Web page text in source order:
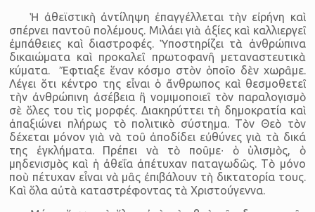
Ἡ ἀθεϊστικὴ ἀντίληψη ἐπαγγέλλεται τὴν εἰρήνη καὶ
σπέρνει παντοῦ πολέμους. Μιλάει γιὰ ἀξίες καὶ καλλιεργεῖ
ἐμπάθειες καὶ διαστροφές. Ὑποστηρίζει τὰ ἀνθρώπινα
δικαιώματα καὶ προκαλεῖ πρωτοφανῆ μεταναστευτικὰ
κύματα. Ἔφτιαξε ἕναν κόσμο στὸν ὁποῖο δὲν χωρᾶμε.
Λέγει ὅτι κέντρο της εἶναι ὁ ἄνθρωπος καὶ θεσμοθετεῖ
τὴν ἀνθρώπινη ἀσέβεια ἢ νομιμοποιεῖ τὸν παραλογισμὸ
σὲ ὅλες του τὶς μορφές. Διακηρύττει τὴ δημοκρατία καὶ
ἀπαξιώνει πλήρως τὸ πολιτικὸ σύστημα. Τὸν Θεὸ τὸν
δέχεται μόνον γιὰ νὰ τοῦ ἀποδίδει εὐθύνες γιὰ τὰ δικά
της ἐγκλήματα. Πρέπει νὰ τὸ ποῦμε∙ ὁ ὑλισμὸς, ὁ
μηδενισμὸς καὶ ἡ ἀθεΐα ἀπέτυχαν παταγωδῶς. Τὸ μόνο
ποὺ πέτυχαν εἶναι νὰ μᾶς ἐπιβάλουν τὴ δικτατορία τους.
Καὶ ὅλα αὐτὰ καταστρέφοντας τὰ Χριστούγεννα.